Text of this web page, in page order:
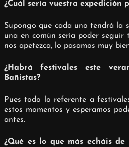
¿Cuál sería vuestra expedición
Supongo que cada uno tendrá la
una en común sería poder seguir
nos apetezca, lo pasamos muy
¿Habrá festivales este
Bañistas?
Pues todo lo referente a
estos momentos y esperamos
antes.
¿Qué es lo que más echáis de